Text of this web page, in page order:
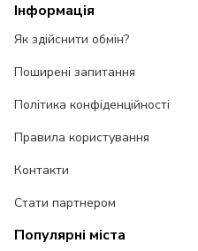
Інформація
Як здійснити обмін?
Поширені запитання
Політика конфіденційності
Правила користування
Контакти
Стати партнером
Популярні міста